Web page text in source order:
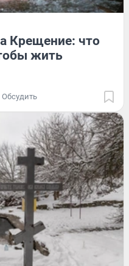
Крещение: что
жить
Обсудить